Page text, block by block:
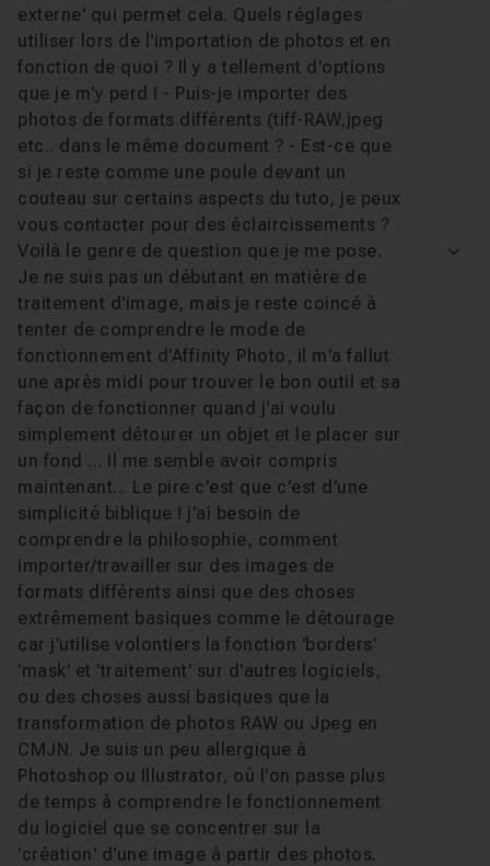
externe' qui permet cela. Quels réglages
utiliser lors de l'importation de photos et en
fonction de quoi ? Il y a tellement d'options
que je m'y perd ! - Puis-je importer des
photos de formats différents (tiff-RAW,jpeg
etc.. dans le même document ? - Est-ce que
si je reste comme une poule devant un
couteau sur certains aspects du tuto, je peux
vous contacter pour des éclaircissements ?
Voilà le genre de question que je me pose.
Je ne suis pas un débutant en matière de
traitement d'image, mais je reste coincé à
tenter de comprendre le mode de
fonctionnement d'Affinity Photo, il m'a fallut
une après midi pour trouver le bon outil et sa
façon de fonctionner quand j'ai voulu
simplement détourer un objet et le placer sur
un fond ... Il me semble avoir compris
maintenant... Le pire c'est que c'est d'une
simplicité biblique ! j'ai besoin de
comprendre la philosophie, comment
importer/travailler sur des images de
formats différents ainsi que des choses
extrêmement basiques comme le détourage
car j'utilise volontiers la fonction 'borders'
'mask' et 'traitement' sur d'autres logiciels,
ou des choses aussi basiques que la
transformation de photos RAW ou Jpeg en
CMJN. Je suis un peu allergique à
Photoshop ou Illustrator, où l'on passe plus
de temps à comprendre le fonctionnement
du logiciel que se concentrer sur la
'création' d'une image à partir des photos.